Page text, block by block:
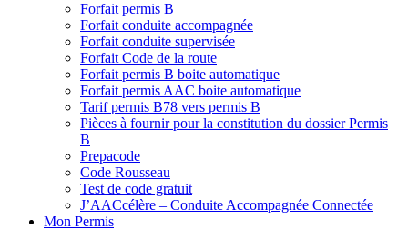
Forfait permis B
Forfait conduite accompagnée
Forfait conduite supervisée
Forfait Code de la route
Forfait permis B boite automatique
Forfait permis AAC boite automatique
Tarif permis B78 vers permis B
Pièces à fournir pour la constitution du dossier Permis
B
Prepacode
Code Rousseau
Test de code gratuit
J’AACcélère – Conduite Accompagnée Connectée
Mon Permis